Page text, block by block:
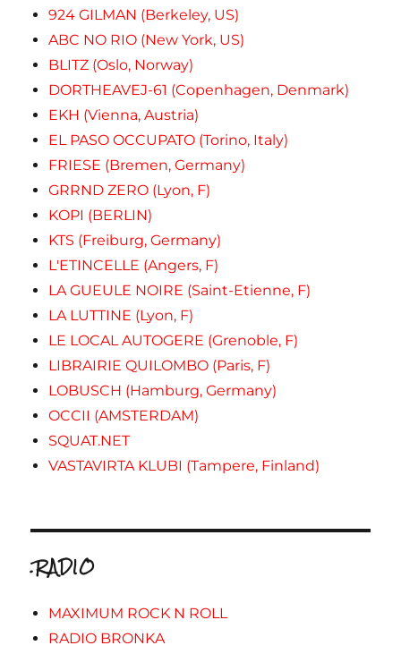
924 GILMAN (Berkeley, US)
ABC NO RIO (New York, US)
BLITZ (Oslo, Norway)
DORTHEAVEJ-61 (Copenhagen, Denmark)
EKH (Vienna, Austria)
EL PASO OCCUPATO (Torino, Italy)
FRIESE (Bremen, Germany)
GRRND ZERO (Lyon, F)
KOPI (BERLIN)
KTS (Freiburg, Germany)
L'ETINCELLE (Angers, F)
LA GUEULE NOIRE (Saint-Etienne, F)
LA LUTTINE (Lyon, F)
LE LOCAL AUTOGERE (Grenoble, F)
LIBRAIRIE QUILOMBO (Paris, F)
LOBUSCH (Hamburg, Germany)
OCCII (AMSTERDAM)
SQUAT.NET
VASTAVIRTA KLUBI (Tampere, Finland)
.RADIO
MAXIMUM ROCK N ROLL
RADIO BRONKA